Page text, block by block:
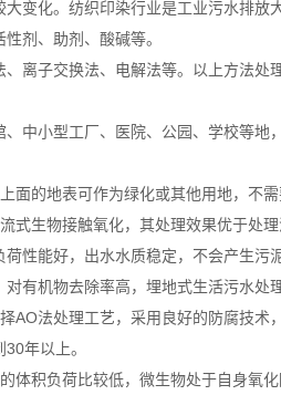
变化。纺织印染行业是工业污水排放
剂、助剂、酸碱等。
离子交换法、电解法等。以上方法
中小型工厂、医院、公园、学校等
地表可作为绿化或其他用地，不需
物接触氧化，其处理效果优于处理
性能好，出水水质稳定，不会产生
有机物去除率高，埋地式生活污水处
法处理工艺，采用良好的防腐技术，
年以上。
负荷比较低，微生物处于自身氧化